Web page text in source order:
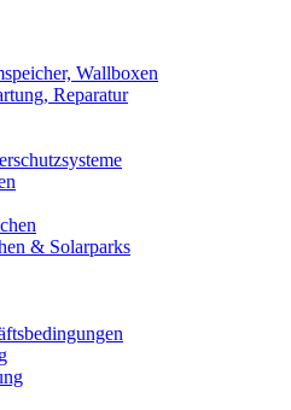
Wallboxen
Reparatur
& Solarparks